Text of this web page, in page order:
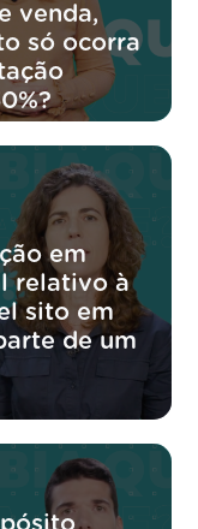
venda,
só ocorra
em
relativo à
sito em
de um